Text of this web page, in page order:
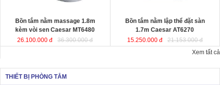
Bồn tắm nằm massage 1.8m
kèm vòi sen Caesar MT6480
26.100.000 đ
36.300.000 đ
Bồn tắm nằm lập thể đặt sàn
1.7m Caesar AT6270
15.250.000 đ
21.153.000 đ
Xem tất cả
THIẾT BỊ PHÒNG TẮM